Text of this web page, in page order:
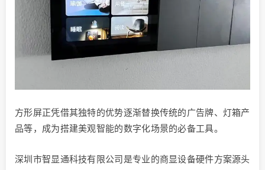
方形屏正凭借其独特的优势逐渐替换传统的广告牌、灯箱产
品等，成为搭建美观智能的数字化场景的必备工具。
深圳市智显通科技有限公司是专业的商显设备硬件方案源头